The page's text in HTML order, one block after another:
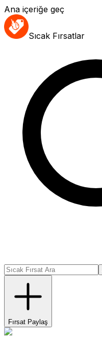
Ana içeriğe geç
Sıcak Fırsatlar
Fırsat Paylaş